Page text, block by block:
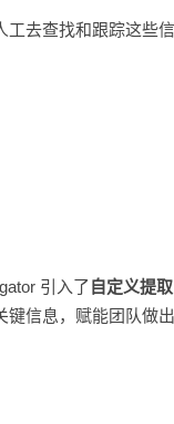
工去查找和跟踪这些信
引入了 自定义提取
键信息，赋能团队做出